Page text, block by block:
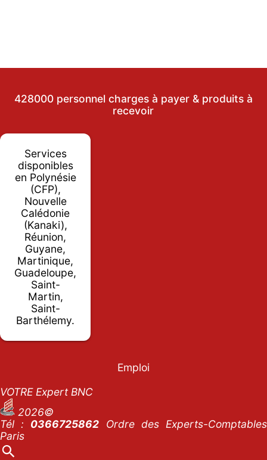
428000 personnel charges à payer & produits à
recevoir
Services
disponibles
en Polynésie
(CFP),
Nouvelle
Calédonie
(Kanaki),
Réunion,
Guyane,
Martinique,
Guadeloupe,
Saint-
Martin,
Saint-
Barthélemy.
Emploi
VOTRE Expert BNC
2026©
Tél : 0366725862 Ordre des Experts-Comptables
Paris